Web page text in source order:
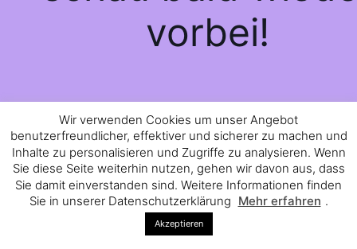
vorbei!
Wir verwenden Cookies um unser Angebot
benutzerfreundlicher, effektiver und sicherer zu machen und
Inhalte zu personalisieren und Zugriffe zu analysieren. Wenn
Sie diese Seite weiterhin nutzen, gehen wir davon aus, dass
Sie damit einverstanden sind. Weitere Informationen finden
Sie in unserer Datenschutzerklärung Mehr erfahren .
Akzeptieren